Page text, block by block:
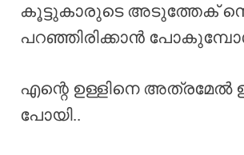
കൂട്ടുകാരുടെ അടുത്തേക്
പറഞ്ഞിരിക്കാൻ
എന്റെ ഉള്ളിനെ അത്രമേൽ
പോയി..